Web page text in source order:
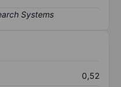
0,52